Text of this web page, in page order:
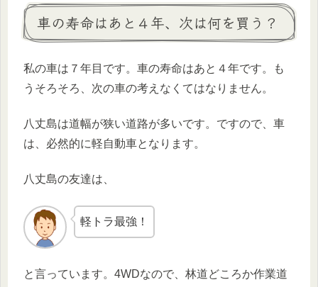
車の寿命はあと４年、次は何を買う？
私の車は７年目です。車の寿命はあと４年です。も
うそろそろ、次の車の考えなくてはなりません。
八丈島は道幅が狭い道路が多いです。ですので、車
は、必然的に軽自動車となります。
八丈島の友達は、
軽トラ最強！
と言っています。4WDなので、林道どころか作業道